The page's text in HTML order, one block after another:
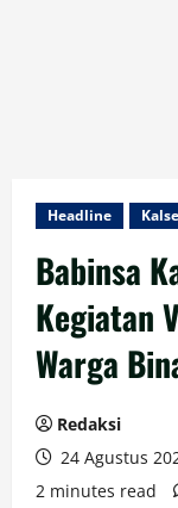
Headline
Babinsa
Kegiatan
Warga
Redaksi
24 Agustus
2 minutes read